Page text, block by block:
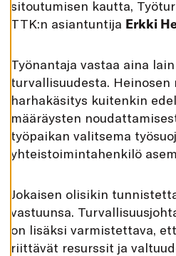
I
H
V
Ä
K
S
Y
A
K
V
S
T
E
E
sitoutumisen kautta,
TTK:n asiantuntija Erkki
Työnantaja vastaa aina
turvallisuudesta. Heinosen
harhakäsitys kuitenkin
määräysten
työpaikan valitsema
yhteistoimintahenkilö
Jokaisen olisikin
vastuunsa.
on lisäksi varmistettava,
riittävät resurssit ja